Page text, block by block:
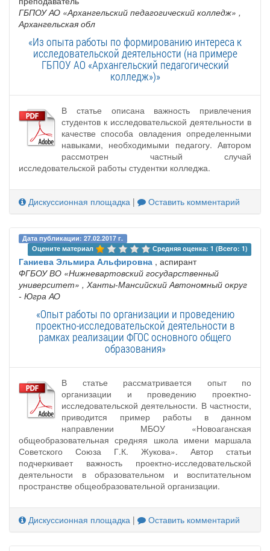
ГБПОУ АО «Архангельский педагогический колледж» ,
Архангельская обл
«Из опыта работы по формированию интереса к
исследовательской деятельности (на примере
ГБПОУ АО «Архангельский педагогический
колледж»)»
В статье описана важность привлечения
студентов к исследовательской деятельности в
качестве способа овладения определенными
навыками, необходимыми педагогу. Автором
рассмотрен частный случай
исследовательской работы студентки колледжа.
Дискуссионная площадка | Оставить комментарий
Дата публикации: 27.02.2017 г.
Оцените материал
Средняя оценка: 1 (Всего: 1)
Ганиева Эльмира Альфировна , аспирант
ФГБОУ ВО «Нижневартовский государственный
университет» , Ханты-Мансийский Автономный округ
- Югра АО
«Опыт работы по организации и проведению
проектно-исследовательской деятельности в
рамках реализации ФГОС основного общего
образования»
В статье рассматривается опыт по
организации и проведению проектно-
исследовательской деятельности. В частности,
приводится пример работы в данном
направлении МБОУ «Новоаганская
общеобразовательная средняя школа имени маршала
Советского Союза Г.К. Жукова». Автор статьи
подчеркивает важность проектно-исследовательской
деятельности в образовательном и воспитательном
пространстве общеобразовательной организации.
Дискуссионная площадка | Оставить комментарий